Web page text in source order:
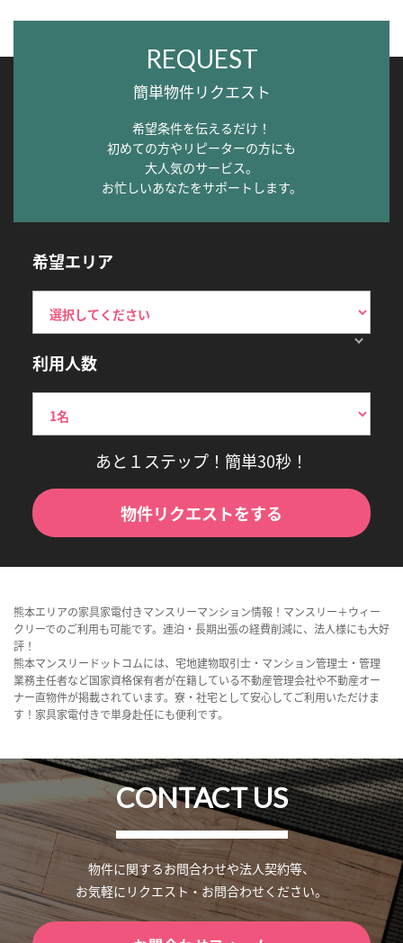
REQUEST
簡単物件リクエスト
希望条件を伝えるだけ！
初めての方やリピーターの方にも
大人気のサービス。
お忙しいあなたをサポートします。
希望エリア
利用人数
あと１ステップ！簡単30秒！
物件リクエストをする
熊本エリアの家具家電付きマンスリーマンション情報！マンスリー＋ウィー
クリーでのご利用も可能です。連泊・長期出張の経費削減に、法人様にも大好
評！
熊本マンスリードットコムには、宅地建物取引士・マンション管理士・管理
業務主任者など国家資格保有者が在籍している不動産管理会社や不動産オー
ナー直物件が掲載されています。寮・社宅として安心してご利用いただけま
す！家具家電付きで単身赴任にも便利です。
CONTACT US
物件に関するお問合わせや法人契約等、
お気軽にリクエスト・お問合わせください。